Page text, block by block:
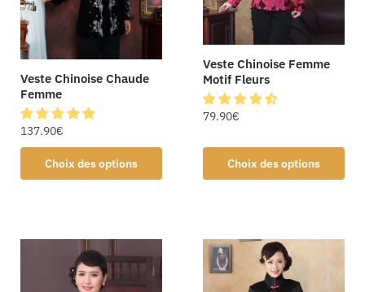
Veste Chinoise Chaude
Femme
137.90€
Choix des options
Veste Chinoise Femme
Motif Fleurs
79.90€
Choix des options